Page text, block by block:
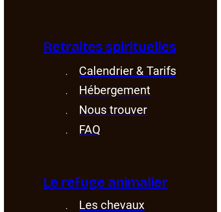
Retraites spirituelles
Calendrier & Tarifs
Hébergement
Nous trouver
FAQ
Le refuge animalier
Les chevaux